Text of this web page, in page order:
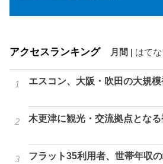
アクセスランキング 月間 はて
エスコン、大阪・吹田の大規
木更津に観光・交流拠点とな
フラット35利用者、世帯年収の